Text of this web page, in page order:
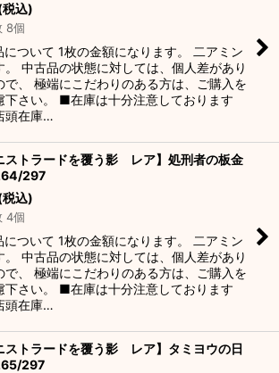
税込)
8個
ついて 1枚の金額になります。 二アミン
。 中古品の状態に対しては、個人差があり
で、 極端にこだわりのある方は、ご購入を
下さい。 ■在庫は十分注意しております
頭在庫…
ストラードを覆う影 レア】処刑者の板金
297
税込)
4個
ついて 1枚の金額になります。 二アミン
。 中古品の状態に対しては、個人差があり
で、 極端にこだわりのある方は、ご購入を
下さい。 ■在庫は十分注意しております
頭在庫…
ストラードを覆う影 レア】タミヨウの日
297